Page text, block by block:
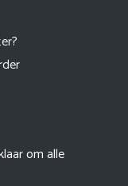
om alle